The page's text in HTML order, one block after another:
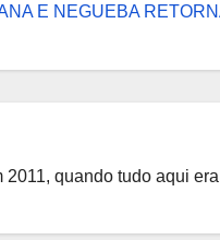
E NEGUEBA
quando tudo aqui